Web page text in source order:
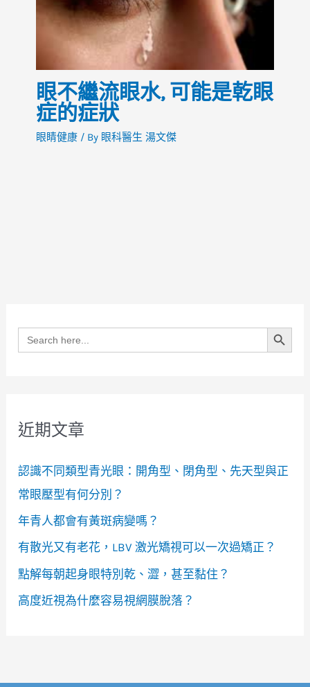
眼不繼流眼水, 可能是乾眼
症的症狀
眼睛健康/ By 眼科醫生 湯文傑
Search
for:
Search Button
近期文章
認識不同類型青光眼：開角型、閉角型、先天型與正
常眼壓型有何分別？
年青人都會有黃斑病變嗎？
有散光又有老花，LBV 激光矯視可以一次過矯正？
點解每朝起身眼特別乾、澀，甚至黏住？
高度近視為什麼容易視網膜脫落？